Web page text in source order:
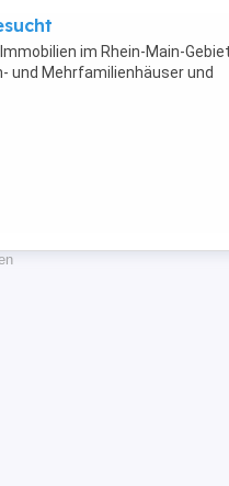
im Rhein-Main-
und Mehrfamilienhäuser und